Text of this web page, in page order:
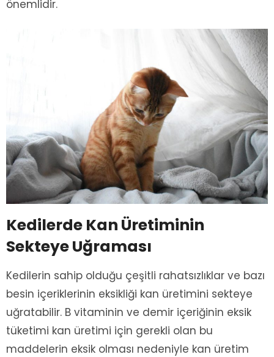
önemlidir.
Kedilerde Kan Üretiminin
Sekteye Uğraması
Kedilerin sahip olduğu çeşitli rahatsızlıklar ve bazı
besin içeriklerinin eksikliği kan üretimini sekteye
uğratabilir. B vitaminin ve demir içeriğinin eksik
tüketimi kan üretimi için gerekli olan bu
maddelerin eksik olması nedeniyle kan üretim